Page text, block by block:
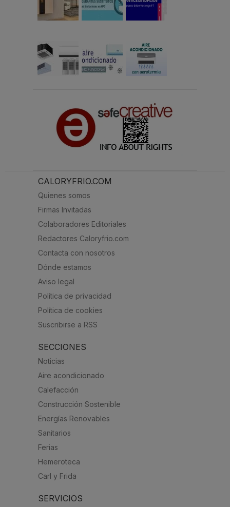
CALORYFRIO.COM
Quienes somos
Firmas Invitadas
Colaboradores Editoriales
Redactores Caloryfrio.com
Contacta con nosotros
Dónde estamos
Aviso legal
Política de privacidad
Política de cookies
Suscribirse a RSS
SECCIONES
Noticias
Aire acondicionado
Calefacción
Construcción Sostenible
Energías Renovables
Sanitarios
Ferias
Hemeroteca
Carl y Frida
SERVICIOS